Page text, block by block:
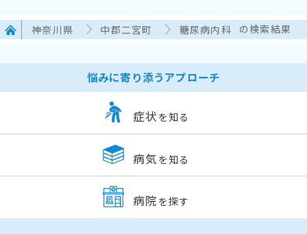
神奈川県 中郡二宮町 糖尿病内科 の検索結果
悩みに寄り添うアプローチ
症状 を知る
病気 を知る
病院 を探す